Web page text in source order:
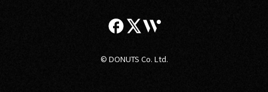
© DONUTS Co. Ltd.